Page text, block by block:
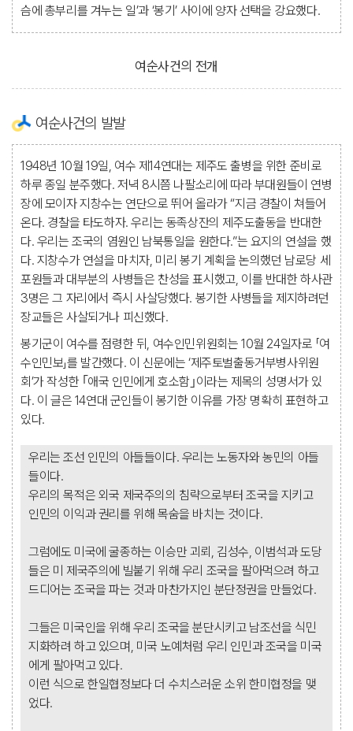
슴에 총부리를 겨누는 일’과 ‘봉기’ 사이에 양자 선택을 강요했다.
여순사건의 전개
여순사건의 발발
1948년 10월 19일, 여수 제14연대는 제주도 출병을 위한 준비로
하루 종일 분주했다. 저녁 8시쯤 나팔소리에 따라 부대원들이 연병
장에 모이자 지창수는 연단으로 뛰어 올라가 “지금 경찰이 쳐들어
온다. 경찰을 타도하자. 우리는 동족상잔의 제주도출동을 반대한
다. 우리는 조국의 염원인 남북통일을 원한다.”는 요지의 연설을 했
다. 지창수가 연설을 마치자, 미리 봉기 계획을 논의했던 남로당 세
포원들과 대부분의 사병들은 찬성을 표시했고, 이를 반대한 하사관
3명은 그 자리에서 즉시 사살당했다. 봉기한 사병들을 제지하려던
장교들은 사살되거나 피신했다.
봉기군이 여수를 점령한 뒤, 여수인민위원회는 10월 24일자로 「여
수인민보」를 발간했다. 이 신문에는 ‘제주토벌출동거부병사위원
회’가 작성한 ｢애국 인민에게 호소함｣이라는 제목의 성명서가 있
다. 이 글은 14연대 군인들이 봉기한 이유를 가장 명확히 표현하고
있다.
우리는 조선 인민의 아들들이다. 우리는 노동자와 농민의 아들
들이다.
우리의 목적은 외국 제국주의의 침략으로부터 조국을 지키고
인민의 이익과 권리를 위해 목숨을 바치는 것이다.
그럼에도 미국에 굴종하는 이승만 괴뢰, 김성수, 이범석과 도당
들은 미 제국주의에 빌붙기 위해 우리 조국을 팔아먹으려 하고
드디어는 조국을 파는 것과 마찬가지인 분단정권을 만들었다.
그들은 미국인을 위해 우리 조국을 분단시키고 남조선을 식민
지화하려 하고 있으며, 미국 노예처럼 우리 인민과 조국을 미국
에게 팔아먹고 있다.
이런 식으로 한일협정보다 더 수치스러운 소위 한미협정을 맺
었다.